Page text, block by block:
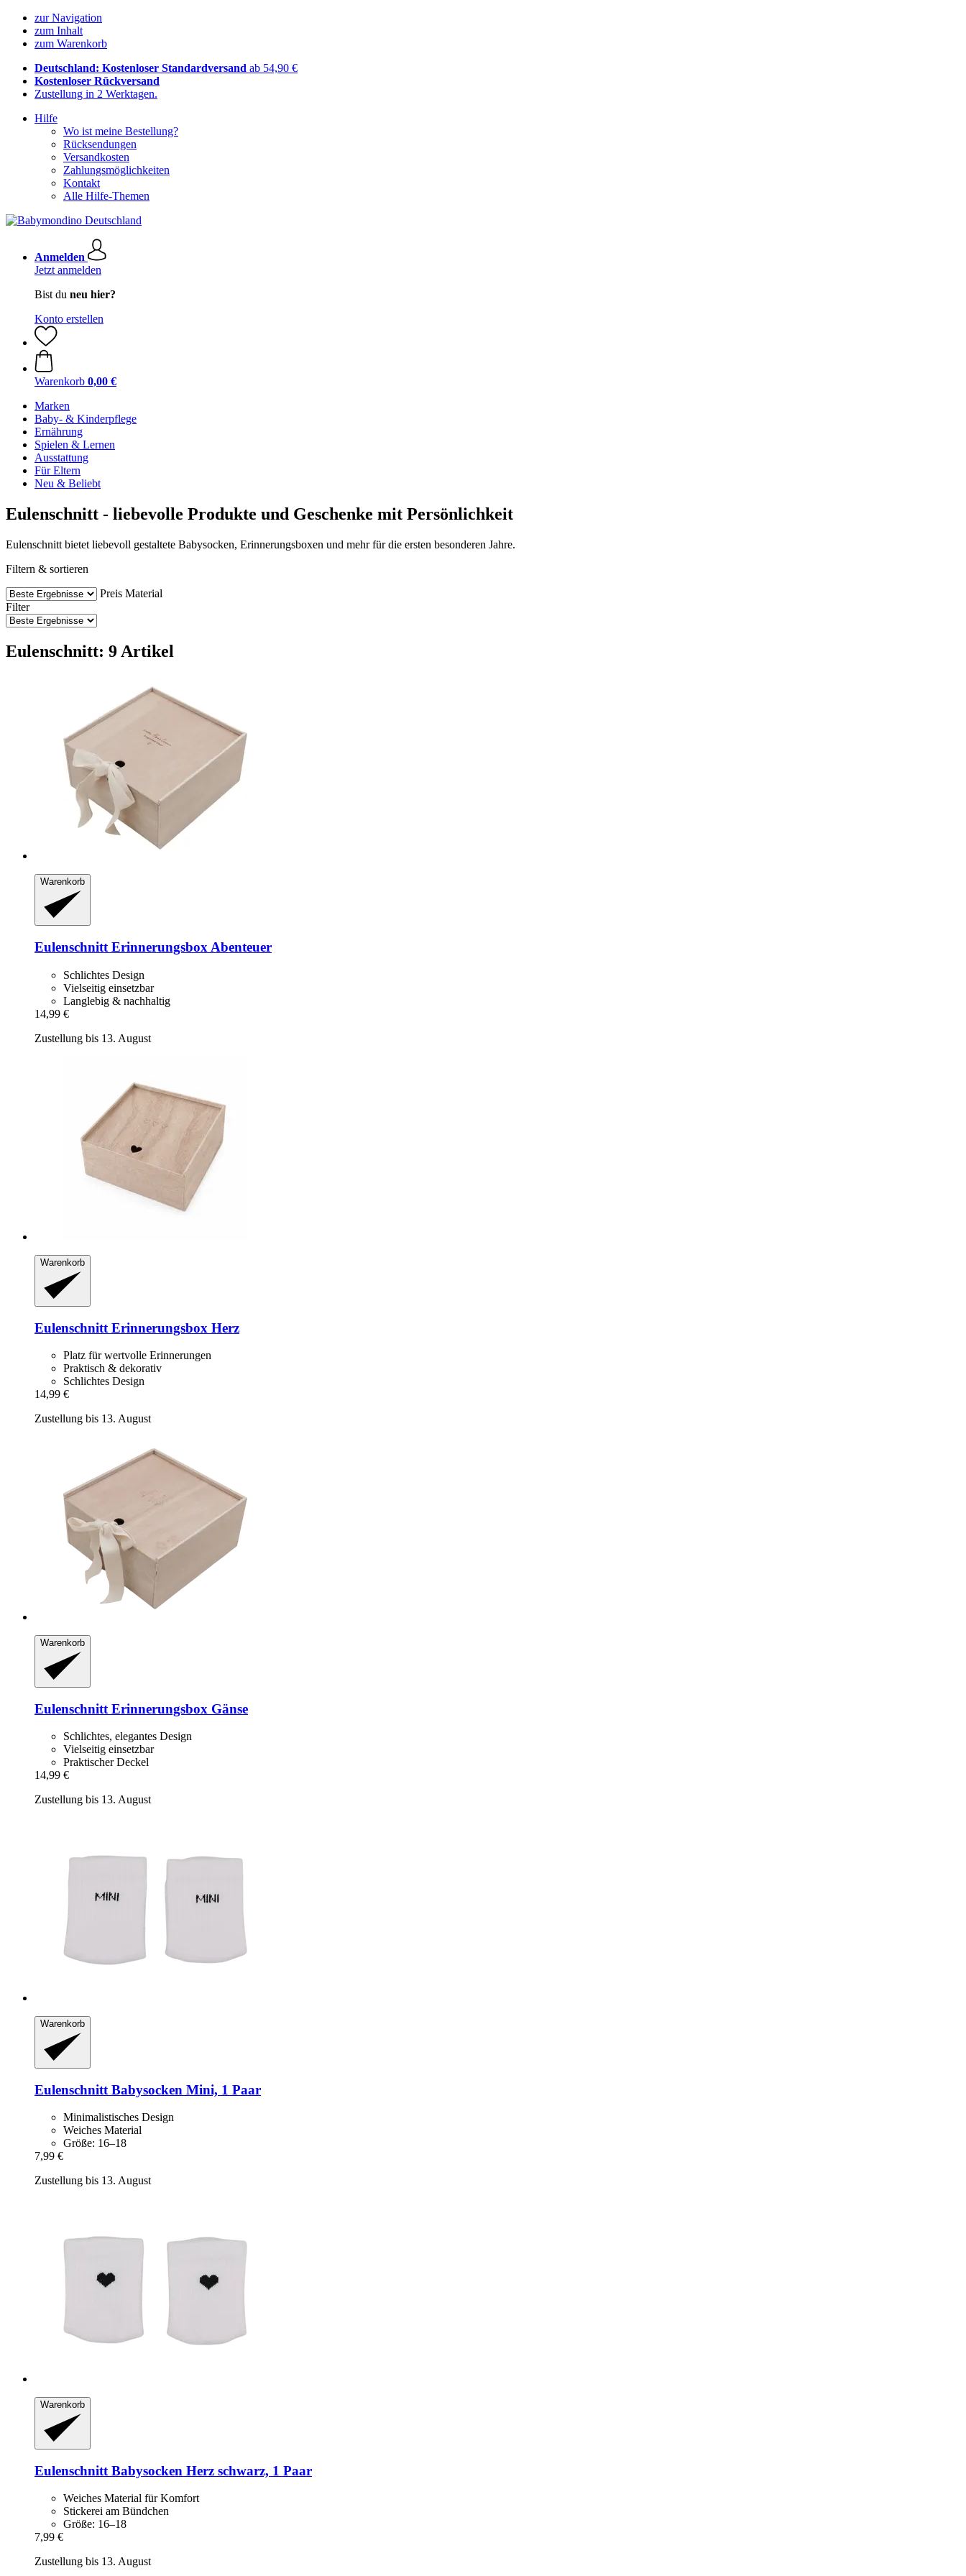
zur Navigation
zum Inhalt
zum Warenkorb
Deutschland: Kostenloser Standardversand ab 54,90 €
Kostenloser Rückversand
Zustellung in 2 Werktagen.
Hilfe
Wo ist meine Bestellung?
Rücksendungen
Versandkosten
Zahlungsmöglichkeiten
Kontakt
Alle Hilfe-Themen
Anmelden
Jetzt anmelden
Bist du neu hier?
Konto erstellen
Warenkorb 0,00 €
Marken
Baby- & Kinderpflege
Ernährung
Spielen & Lernen
Ausstattung
Für Eltern
Neu & Beliebt
Eulenschnitt - liebevolle Produkte und Geschenke mit Persönlichkeit
Eulenschnitt bietet liebevoll gestaltete Babysocken, Erinnerungsboxen und mehr für die ersten besonderen Jahre.
Filtern & sortieren
Preis Material
Filter
Eulenschnitt: 9 Artikel
Warenkorb
Eulenschnitt Erinnerungsbox Abenteuer
Schlichtes Design
Vielseitig einsetzbar
Langlebig & nachhaltig
14,99 €
Zustellung bis 13. August
Warenkorb
Eulenschnitt Erinnerungsbox Herz
Platz für wertvolle Erinnerungen
Praktisch & dekorativ
Schlichtes Design
14,99 €
Zustellung bis 13. August
Warenkorb
Eulenschnitt Erinnerungsbox Gänse
Schlichtes, elegantes Design
Vielseitig einsetzbar
Praktischer Deckel
14,99 €
Zustellung bis 13. August
Warenkorb
Eulenschnitt Babysocken Mini, 1 Paar
Minimalistisches Design
Weiches Material
Größe: 16–18
7,99 €
Zustellung bis 13. August
Warenkorb
Eulenschnitt Babysocken Herz schwarz, 1 Paar
Weiches Material für Komfort
Stickerei am Bündchen
Größe: 16–18
7,99 €
Zustellung bis 13. August